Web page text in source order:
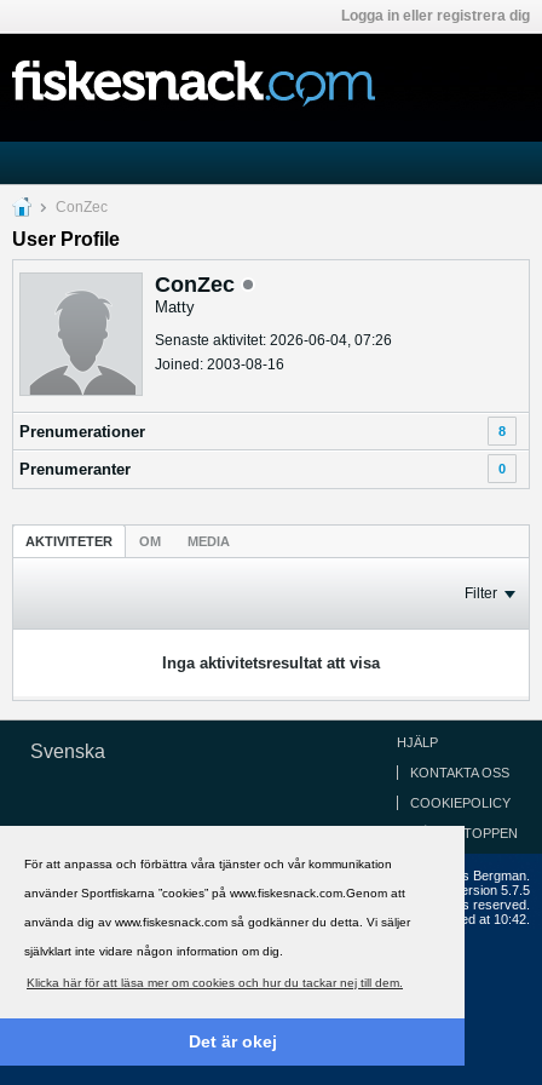
För att anpassa och förbättra våra tjänster och vår kommunikation
använder Sportfiskarna ”cookies” på www.fiskesnack.com.Genom att
använda dig av www.fiskesnack.com så godkänner du detta. Vi säljer
självklart inte vidare någon information om dig.
Klicka här för att läsa mer om cookies och hur du tackar nej till dem.
Det är okej
Logga in eller registrera dig
ConZec
User Profile
ConZec
Matty
Senaste aktivitet: 2026-06-04, 07:26
Joined: 2003-08-16
Prenumerationer 8
Prenumeranter 0
AKTIVITETER OM MEDIA
Filter
Inga aktivitetsresultat att visa
Svenska HJÄLP
KONTAKTA OSS
COOKIEPOLICY
GÅ TILL TOPPEN
Copyright ©2002 - 2021, FiskeSnack.com. Grundad 2002 av Anders Bergman.
Powered byvBulletin®
Version 5.7.5
Copyright © 2026 MH Sub I, LLC dba vBulletin. All rights reserved.
All times are GMT+1. This page was generated at 10:42.